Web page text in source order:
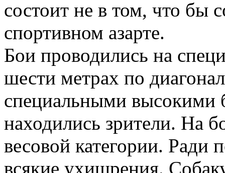
состоит не в том, что бы
спортивном азарте.
Бои проводились на
шести метрах по
специальными высокими
находились зрители. На
весовой категории. Ради
всякие ухищрения.